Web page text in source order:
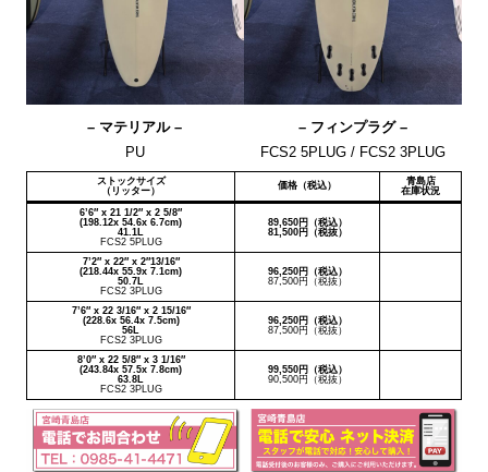
– マテリアル –
PU
– フィンプラグ –
FCS2 5PLUG / FCS2 3PLUG
ストックサイズ
（リッター）
価格（税込）
青島店
在庫状況
6’6″ x 21 1/2″ x 2 5/8″
(198.12x 54.6x 6.7cm)
41.1L
FCS2 5PLUG
89,650円（税込）
81,500円（税抜）
7’2″ x 22″ x 2″13/16″
(218.44x 55.9x 7.1cm)
50.7L
FCS2 3PLUG
96,250円（税込）
87,500円（税抜）
7’6″ x 22 3/16″ x 2 15/16″
(228.6x 56.4x 7.5cm)
56L
FCS2 3PLUG
96,250円（税込）
87,500円（税抜）
8’0″ x 22 5/8″ x 3 1/16″
(243.84x 57.5x 7.8cm)
63.8L
FCS2 3PLUG
99,550円（税込）
90,500円（税抜）